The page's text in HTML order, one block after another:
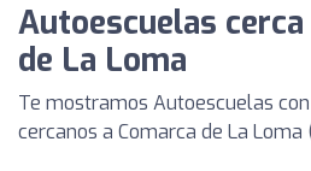
Autoescuelas cerca
de La Loma
Te mostramos Autoescuelas
cercanos a Comarca de La